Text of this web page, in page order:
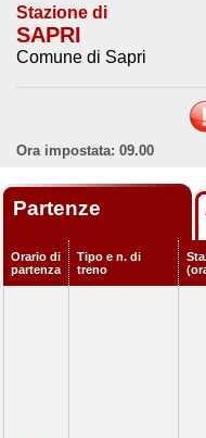
Stazione di
SAPRI
Comune di Sapri
Ora impostata: 09.00
Partenze
Orario di
partenza
Tipo e n. di
treno